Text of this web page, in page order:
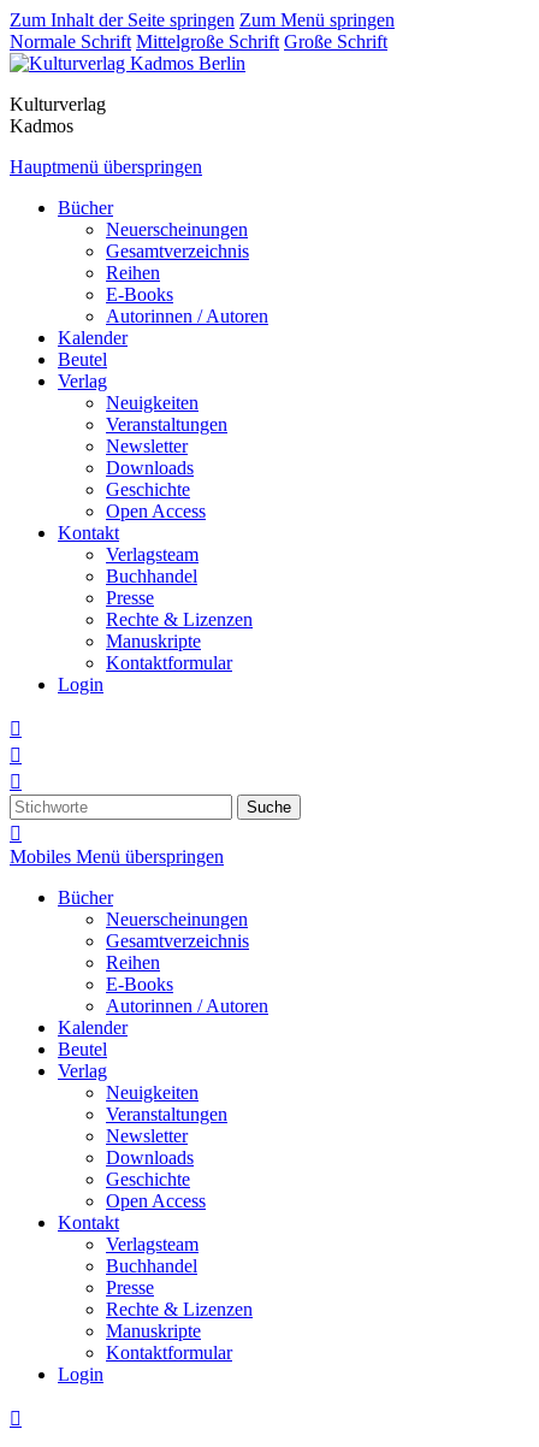
Zum Inhalt der Seite springen Zum Menü springen
Normale Schrift Mittelgroße Schrift Große Schrift
Kulturverlag
Kadmos
Hauptmenü überspringen
Bücher
Neuerscheinungen
Gesamtverzeichnis
Reihen
E-Books
Autorinnen / Autoren
Kalender
Beutel
Verlag
Neuigkeiten
Veranstaltungen
Newsletter
Downloads
Geschichte
Open Access
Kontakt
Verlagsteam
Buchhandel
Presse
Rechte & Lizenzen
Manuskripte
Kontaktformular
Login



Suche

Mobiles Menü überspringen
Bücher
Neuerscheinungen
Gesamtverzeichnis
Reihen
E-Books
Autorinnen / Autoren
Kalender
Beutel
Verlag
Neuigkeiten
Veranstaltungen
Newsletter
Downloads
Geschichte
Open Access
Kontakt
Verlagsteam
Buchhandel
Presse
Rechte & Lizenzen
Manuskripte
Kontaktformular
Login
